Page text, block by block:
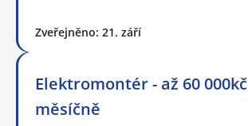
Zveřejněno: 21. září
Elektromontér - až 60 000kč
měsíčně